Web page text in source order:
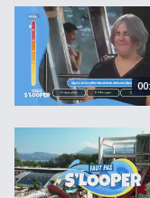
Émission du 17
Émissions du 8 au